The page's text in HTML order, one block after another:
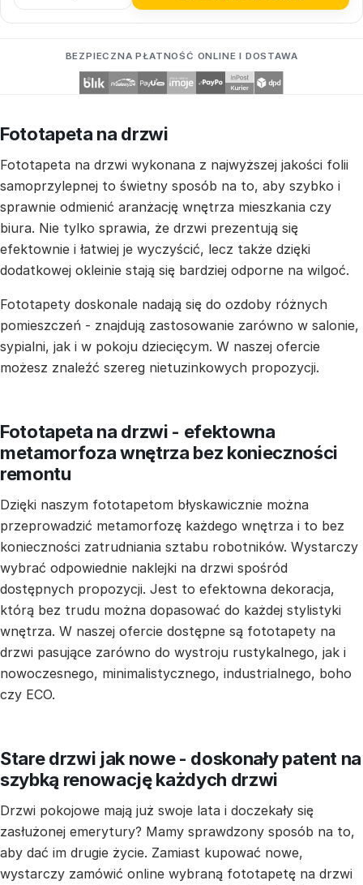
BEZPIECZNA PŁATNOŚĆ ONLINE I DOSTAWA
Fototapeta na drzwi
Fototapeta na drzwi wykonana z najwyższej jakości folii
samoprzylepnej to świetny sposób na to, aby szybko i
sprawnie odmienić aranżację wnętrza mieszkania czy
biura. Nie tylko sprawia, że drzwi prezentują się
efektownie i łatwiej je wyczyścić, lecz także dzięki
dodatkowej okleinie stają się bardziej odporne na wilgoć.
Fototapety doskonale nadają się do ozdoby różnych
pomieszczeń - znajdują zastosowanie zarówno w salonie,
sypialni, jak i w pokoju dziecięcym. W naszej ofercie
możesz znaleźć szereg nietuzinkowych propozycji.
Fototapeta na drzwi - efektowna
metamorfoza wnętrza bez konieczności
remontu
Dzięki naszym fototapetom błyskawicznie można
przeprowadzić metamorfozę każdego wnętrza i to bez
konieczności zatrudniania sztabu robotników. Wystarczy
wybrać odpowiednie naklejki na drzwi spośród
dostępnych propozycji. Jest to efektowna dekoracja,
którą bez trudu można dopasować do każdej stylistyki
wnętrza. W naszej ofercie dostępne są fototapety na
drzwi pasujące zarówno do wystroju rustykalnego, jak i
nowoczesnego, minimalistycznego, industrialnego, boho
czy ECO.
Stare drzwi jak nowe - doskonały patent na
szybką renowację każdych drzwi
Drzwi pokojowe mają już swoje lata i doczekały się
zasłużonej emerytury? Mamy sprawdzony sposób na to,
aby dać im drugie życie. Zamiast kupować nowe,
wystarczy zamówić online wybraną fototapetę na drzwi